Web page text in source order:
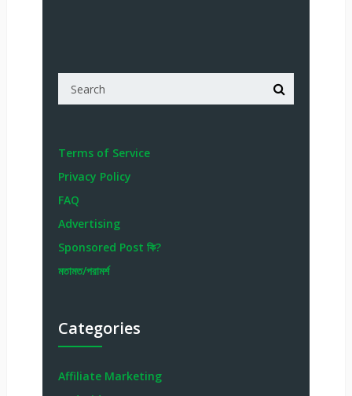
Terms of Service
Privacy Policy
FAQ
Advertising
Sponsored Post কি?
মতামত/পরামর্শ
Categories
Affiliate Marketing